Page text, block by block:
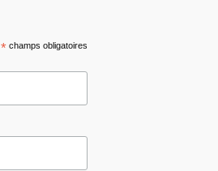
*champs obligatoires